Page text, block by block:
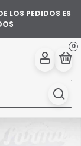
LOS PEDIDOS ES
0